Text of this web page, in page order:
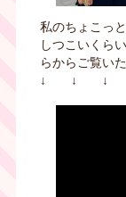
私のちょこっ
しつこいくら
らからご覧い
↓ ↓ ↓